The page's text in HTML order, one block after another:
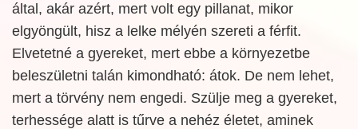
által, akár azért, mert volt egy pillanat, mikor
elgyöngült, hisz a lelke mélyén szereti a férfit.
Elvetetné a gyereket, mert ebbe a környezetbe
beleszületni talán kimondható: átok. De nem lehet,
mert a törvény nem engedi. Szülje meg a gyereket,
terhessége alatt is tűrve a nehéz életet, aminek